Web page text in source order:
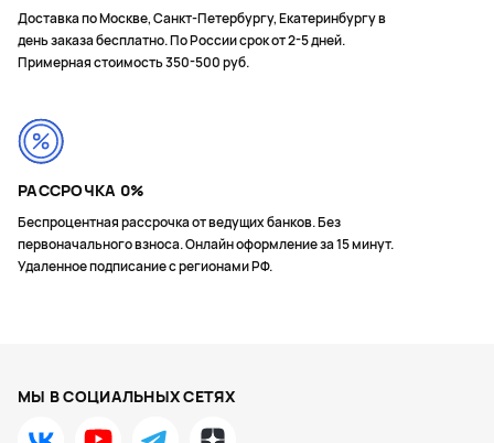
Доставка по Москве, Санкт-Петербургу, Екатеринбургу в
день заказа бесплатно. По России срок от 2-5 дней.
Примерная стоимость 350-500 руб.
РАССРОЧКА 0%
Беспроцентная рассрочка от ведущих банков. Без
первоначального взноса. Онлайн оформление за 15 минут.
Удаленное подписание с регионами РФ.
МЫ В СОЦИАЛЬНЫХ СЕТЯХ